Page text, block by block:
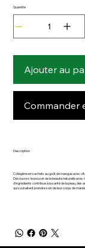
Quantité
Ajouter au
Commander
Description
Collagène en sachets au goût de mangue avec
Découvrez le pouvoir de la beauté naturelle avec
d’ingrédients contribue à la santé de la peau,
qui souhaitent prendre soin de leur corps de